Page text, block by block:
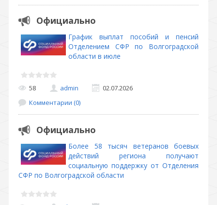
Официально
График выплат пособий и пенсий
Отделением СФР по Волгоградской
области в июле
58 admin
02.07.2026
Комментарии (0)
Официально
Более 58 тысяч ветеранов боевых
действий региона получают
социальную поддержку от Отделения
СФР по Волгоградской области